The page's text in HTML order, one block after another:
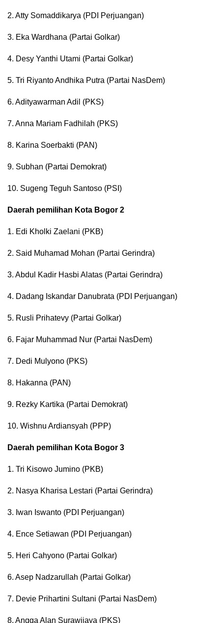
2. Atty Somaddikarya (PDI Perjuangan)
3. Eka Wardhana (Partai Golkar)
4. Desy Yanthi Utami (Partai Golkar)
5. Tri Riyanto Andhika Putra (Partai NasDem)
6. Adityawarman Adil (PKS)
7. Anna Mariam Fadhilah (PKS)
8. Karina Soerbakti (PAN)
9. Subhan (Partai Demokrat)
10. Sugeng Teguh Santoso (PSI)
Daerah pemilihan Kota Bogor 2
1. Edi Kholki Zaelani (PKB)
2. Said Muhamad Mohan (Partai Gerindra)
3. Abdul Kadir Hasbi Alatas (Partai Gerindra)
4. Dadang Iskandar Danubrata (PDI Perjuangan)
5. Rusli Prihatevy (Partai Golkar)
6. Fajar Muhammad Nur (Partai NasDem)
7. Dedi Mulyono (PKS)
8. Hakanna (PAN)
9. Rezky Kartika (Partai Demokrat)
10. Wishnu Ardiansyah (PPP)
Daerah pemilihan Kota Bogor 3
1. Tri Kisowo Jumino (PKB)
2. Nasya Kharisa Lestari (Partai Gerindra)
3. Iwan Iswanto (PDI Perjuangan)
4. Ence Setiawan (PDI Perjuangan)
5. Heri Cahyono (Partai Golkar)
6. Asep Nadzarullah (Partai Golkar)
7. Devie Prihartini Sultani (Partai NasDem)
8. Angga Alan Surawijaya (PKS)